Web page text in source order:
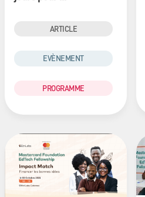
ARTICLE
EVÈNEMENT
PROGRAMME